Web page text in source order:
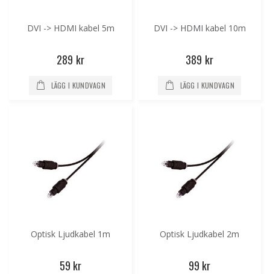
DVI -> HDMI kabel 5m
289 kr
LÄGG I KUNDVAGN
DVI -> HDMI kabel 10m
389 kr
LÄGG I KUNDVAGN
Optisk Ljudkabel 1m
59 kr
Optisk Ljudkabel 2m
99 kr